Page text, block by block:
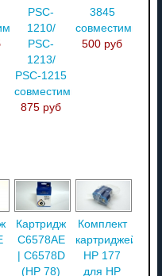
PSC-
1210/
PSC-
1213/
PSC-1215
совместимый
875 руб
3845
совместимый
500 руб
Картридж
C6578AE
| C6578D
(HP 78)
Комплект
картриджей
HP 177
для HP